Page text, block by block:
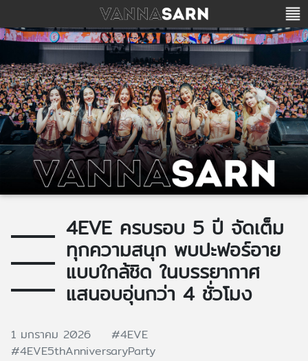
4EVE ครบรอบ 5 ปี จัดเต็ม
ทุกความสนุก พบปะฟอร์อาย
แบบใกล้ชิด ในบรรยากาศ
แสนอบอุ่นกว่า 4 ชั่วโมง
1 มกราคม 2026
#4EVE
#4EVE5thAnniversaryParty